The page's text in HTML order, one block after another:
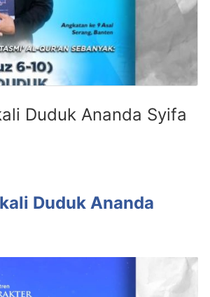
Duduk Ananda Syifa
Duduk Ananda